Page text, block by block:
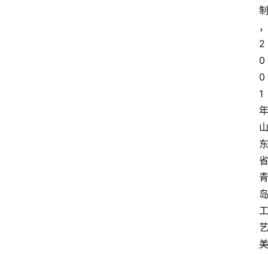
制
，
2
0
0
1
年
山
东
省
青
岛
工
艺
美